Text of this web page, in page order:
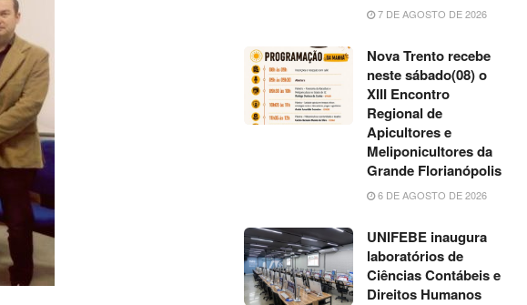
7 DE AGOSTO DE 2026
Nova Trento recebe
neste sábado(08) o
XIII Encontro
Regional de
Apicultores e
Meliponicultores da
Grande Florianópolis
6 DE AGOSTO DE 2026
UNIFEBE inaugura
laboratórios de
Ciências Contábeis e
Direitos Humanos